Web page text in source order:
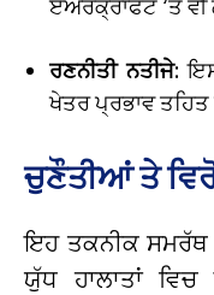
ਏਅਰਕ੍ਰਾਫਟ ‘ਤੇ
ਰਣਨੀਤੀ ਨਤੀਜੇ:
ਖੇਤਰ ਪ੍ਰਭਾਵ
ਚੁਣੌਤੀਆਂ ਤੇ
ਇਹ ਤਕਨੀਕ
ਯੁੱਧ ਹਾਲਾਤਾਂ